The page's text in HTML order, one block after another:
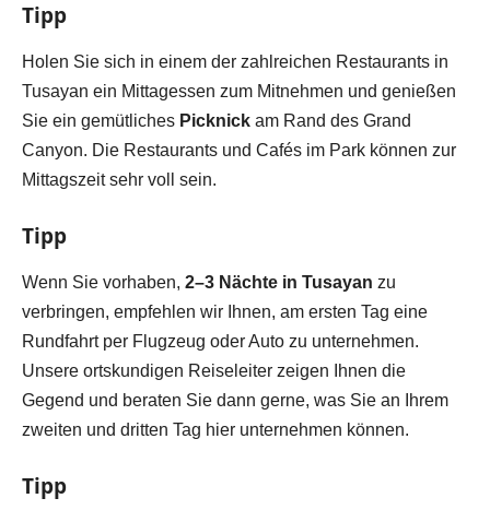
Tipp
Holen Sie sich in einem der zahlreichen Restaurants in
Tusayan ein Mittagessen zum Mitnehmen und genießen
Sie ein gemütliches Picknick am Rand des Grand
Canyon. Die Restaurants und Cafés im Park können zur
Mittagszeit sehr voll sein.
Tipp
Wenn Sie vorhaben, 2–3 Nächte in Tusayan zu
verbringen, empfehlen wir Ihnen, am ersten Tag eine
Rundfahrt per Flugzeug oder Auto zu unternehmen.
Unsere ortskundigen Reiseleiter zeigen Ihnen die
Gegend und beraten Sie dann gerne, was Sie an Ihrem
zweiten und dritten Tag hier unternehmen können.
Tipp